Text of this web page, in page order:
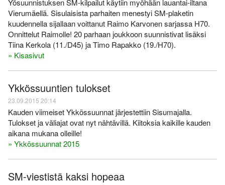
Yösuunnistuksen SM-kilpailut käytiin myöhään lauantai-iltana
Vierumäellä. Sisulaisista parhaiten menestyi SM-plaketin
kuudennella sijallaan voittanut Raimo Karvonen sarjassa H70.
Onnittelut Raimolle! 20 parhaan joukkoon suunnistivat lisäksi
Tiina Kerkola (11./D45) ja Timo Rapakko (19./H70).
» Kisasivut
Ykkössuuntien tulokset
23.09.2015 20:14
Kauden viimeiset Ykkössuunnat järjestettiin Sisumajalla.
Tulokset ja väliajat ovat nyt nähtävillä. Kiitoksia kaikille kauden
aikana mukana olleille!
» Ykkössuunnat 2015
SM-viestistä kaksi hopeaa